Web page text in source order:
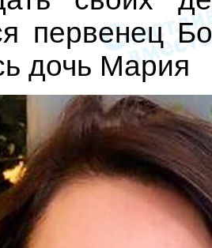
первенец
дочь Мария